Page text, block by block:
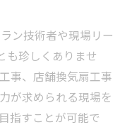
ン技術者や現場リー
も珍しくありませ
事、店舗換気扇工事
が求められる現場を
指すことが可能で